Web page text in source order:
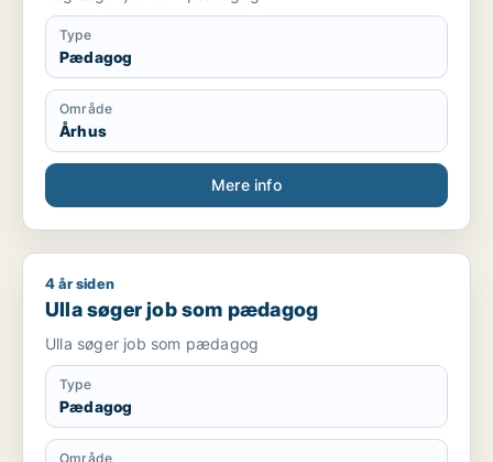
Type
Pædagog
Område
Århus
Mere info
Ulla søger job som pædagog
4 år siden
Ulla søger job som pædagog
Ulla søger job som pædagog
Type
Pædagog
Område